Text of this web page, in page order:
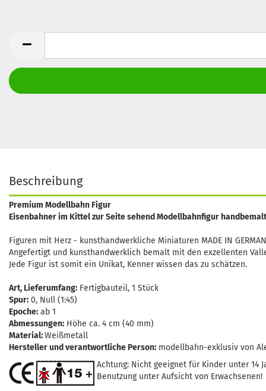
Beschreibung
Premium Modellbahn Figur
Eisenbahner im Kittel zur Seite sehend Modellbahnfigur
Figuren mit Herz - kunsthandwerkliche Miniaturen MADE IN
Angefertigt und kunsthandwerklich bemalt mit den exzellenten
Jede Figur ist somit ein Unikat, Kenner wissen das zu schätzen.
Art, Lieferumfang: Fertigbauteil, 1 Stück
Spur: 0, Null (1:45)
Epoche: ab 1
Abmessungen: Höhe ca. 4 cm (40 mm)
Material:Weißmetall
Hersteller und verantwortliche Person: modellbahn-exklusiv von
Achtung: Nicht geeignet für Kinder unter 14
Benutzung unter Aufsicht von Erwachsenen!